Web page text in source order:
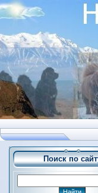
Поиск по